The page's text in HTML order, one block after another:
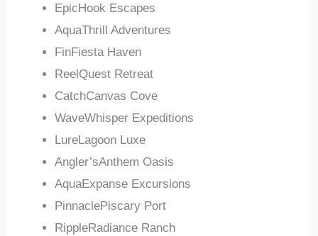
EpicHook Escapes
AquaThrill Adventures
FinFiesta Haven
ReelQuest Retreat
CatchCanvas Cove
WaveWhisper Expeditions
LureLagoon Luxe
Angler’sAnthem Oasis
AquaExpanse Excursions
PinnaclePiscary Port
RippleRadiance Ranch